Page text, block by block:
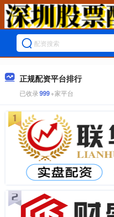
正规配资平台排行
已收录999+家平台